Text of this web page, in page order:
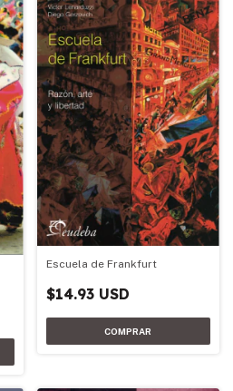
Escuela de Frankfurt
$14.93 USD